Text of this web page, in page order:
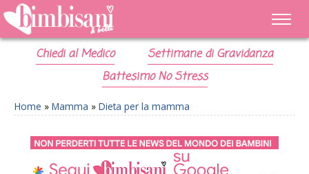
Chiedi al Medico
Settimane di Gravidanza
Battesimo No Stress
Home » Mamma » Dieta per la mamma